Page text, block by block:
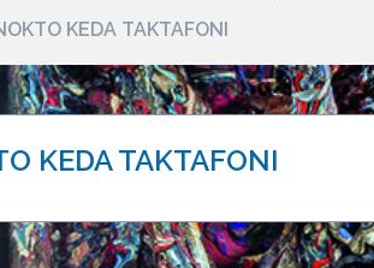
KEDA TAKTAFONI
KEDA TAKTAFONI